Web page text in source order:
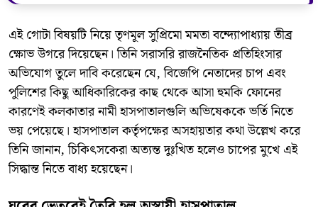
​এই গোটা বিষয়টি নিয়ে তৃণমূল সুপ্রিমো মমতা বন্দ্যোপাধ্যায় তীব্র
ক্ষোভ উগরে দিয়েছেন। তিনি সরাসরি রাজনৈতিক প্রতিহিংসার
অভিযোগ তুলে দাবি করেছেন যে, বিজেপি নেতাদের চাপ এবং
পুলিশের কিছু আধিকারিকের কাছ থেকে আসা হুমকি ফোনের
কারণেই কলকাতার নামী হাসপাতালগুলি অভিষেককে ভর্তি নিতে
ভয় পেয়েছে। হাসপাতাল কর্তৃপক্ষের অসহায়তার কথা উল্লেখ করে
তিনি জানান, চিকিৎসকেরা অত্যন্ত দুঃখিত হলেও চাপের মুখে এই
সিদ্ধান্ত নিতে বাধ্য হয়েছেন।